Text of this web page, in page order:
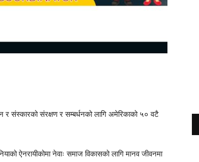
र संस्कारको संरक्षण र सम्बर्धनको लागि अमेरिकाको ५० वटै
ऐनरायीकोमा नेवाः समाज विकासको लागि मानव जीवनमा